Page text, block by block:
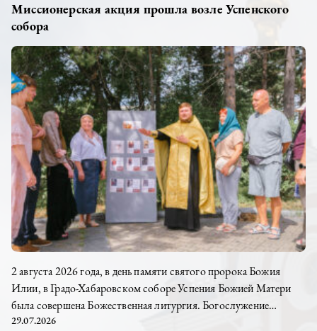
Миссионерская акция прошла возле Успенского
собора
2 августа 2026 года, в день памяти святого пророка Божия
Илии, в Градо-Хабаровском соборе Успения Божией Матери
была совершена Божественная литургия. Богослужение
возглавил настоятель храма иерей Дионисий Ногтев в
29.07.2026